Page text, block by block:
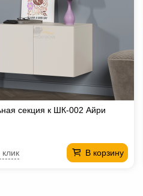
секция к ШК-002 Айри
В корзину
клик